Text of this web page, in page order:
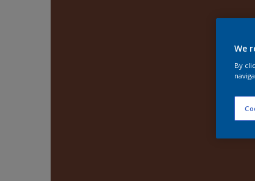
We
By